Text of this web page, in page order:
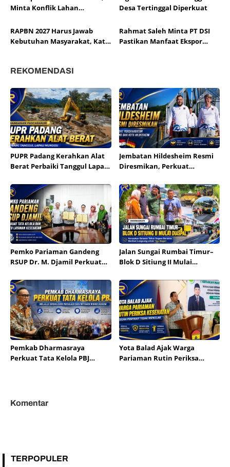
Minta Konflik Lahan
Desa Tertinggal Diperkuat
RAPBN 2027 Harus Jawab
Kebutuhan Masyarakat, Kata
Rahmat Saleh Minta PT DSI
Pastikan Manfaat Ekspor
REKOMENDASI
PUPR Padang Kerahkan Alat
Berat Perbaiki Tanggul Lapau
Jembatan Hildesheim Resmi
Diresmikan, Perkuat
Kota Hildesheim
Pemko Pariaman Gandeng
RSUP Dr. M. Djamil Perkuat
Layanan Kesehatan
Jalan Sungai Rumbai Timur–
Blok D Sitiung II Mulai
Tahun Segera Berakhir
Pemkab Dharmasraya
Perkuat Tata Kelola PBJ
Yota Balad Ajak Warga
Pariaman Rutin Periksa
Komentar
TERPOPULER